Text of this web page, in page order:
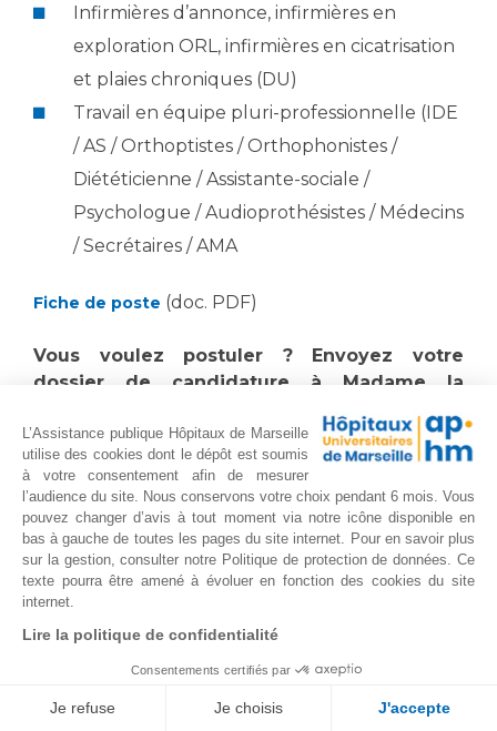
Infirmières d’annonce, infirmières en
exploration ORL, infirmières en cicatrisation
et plaies chroniques (DU)
Travail en équipe pluri-professionnelle (IDE
/ AS / Orthoptistes / Orthophonistes /
Diététicienne / Assistante-sociale /
Psychologue / Audioprothésistes / Médecins
/ Secrétaires / AMA
Fiche de poste (doc. PDF)
Vous voulez postuler ? Envoyez votre
dossier de candidature à Madame la
nadine.phan@ap-hm.fr
& à
postulez.conception@ap-hm.fr
13/02/2025
Les Hôpitaux Universitaires de Marseille -
CONCEPTION recrutent pour le Pôle
Psychiatrie, Pédopsychiatrie et
Permanence des Cadres Infirmiers (PCI) de
L’Assistance publique Hôpitaux de Marseille
utilise des cookies dont le dépôt est soumis
à votre consentement afin de mesurer
l’audience du site. Nous conservons votre choix pendant 6 mois. Vous
pouvez changer d’avis à tout moment via notre icône disponible en
bas à gauche de toutes les pages du site internet. Pour en savoir plus
sur la gestion, consulter notre Politique de protection de données. Ce
texte pourra être amené à évoluer en fonction des cookies du site
internet.
Lire la politique de confidentialité
Consentements certifiés par
Je refuse Je choisis J'accepte